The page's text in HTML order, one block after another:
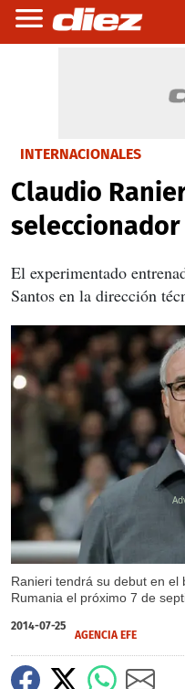
INTERNACIONALES
Claudio
seleccionador
El experimentado
Santos en la dirección
Ranieri tendrá su debut en
Rumania el próximo 7 de
2014-07-25
AGENCIA EFE